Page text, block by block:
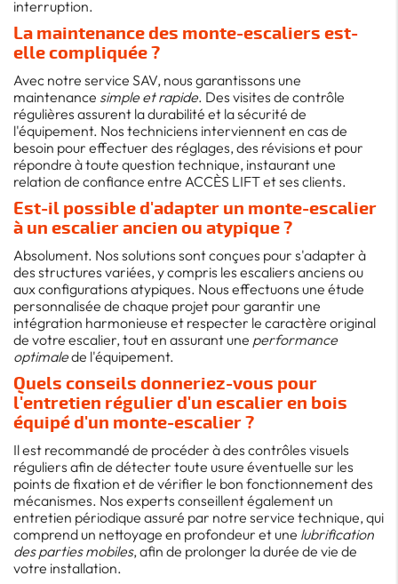
interruption.
La maintenance des monte-escaliers est-
elle compliquée ?
Avec notre service SAV, nous garantissons une
maintenance simple et rapide. Des visites de contrôle
régulières assurent la durabilité et la sécurité de
l'équipement. Nos techniciens interviennent en cas de
besoin pour effectuer des réglages, des révisions et pour
répondre à toute question technique, instaurant une
relation de confiance entre ACCÈS LIFT et ses clients.
Est-il possible d'adapter un monte-escalier
à un escalier ancien ou atypique ?
Absolument. Nos solutions sont conçues pour s'adapter à
des structures variées, y compris les escaliers anciens ou
aux configurations atypiques. Nous effectuons une étude
personnalisée de chaque projet pour garantir une
intégration harmonieuse et respecter le caractère original
de votre escalier, tout en assurant une performance
optimalede l'équipement.
Quels conseils donneriez-vous pour
l'entretien régulier d'un escalier en bois
équipé d'un monte-escalier ?
Il est recommandé de procéder à des contrôles visuels
réguliers afin de détecter toute usure éventuelle sur les
points de fixation et de vérifier le bon fonctionnement des
mécanismes. Nos experts conseillent également un
entretien périodique assuré par notre service technique, qui
comprend un nettoyage en profondeur et une lubrification
des parties mobiles, afin de prolonger la durée de vie de
votre installation.